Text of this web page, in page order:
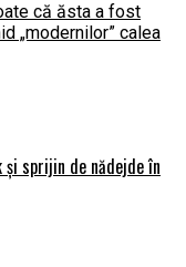
că ăsta a fost
„modernilor” calea
și sprijin de nădejde în